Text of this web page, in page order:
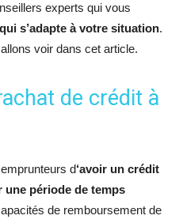
experts qui vous
s’adapte à votre situation.
voir dans cet article.
de crédit à
d‘avoir un crédit
une période de temps
de remboursement de